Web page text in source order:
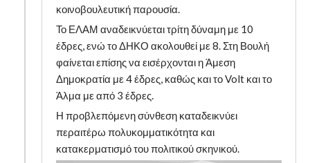
κοινοβουλευτική παρουσία.
Το ΕΛΑΜ αναδεικνύεται τρίτη δύναμη με 10
έδρες, ενώ το ΔΗΚΟ ακολουθεί με 8. Στη Βουλή
φαίνεται επίσης να εισέρχονται η Άμεση
Δημοκρατία με 4 έδρες, καθώς και το Volt και το
Άλμα με από 3 έδρες.
Η προβλεπόμενη σύνθεση καταδεικνύει
περαιτέρω πολυκομματικότητα και
κατακερματισμό του πολιτικού σκηνικού.